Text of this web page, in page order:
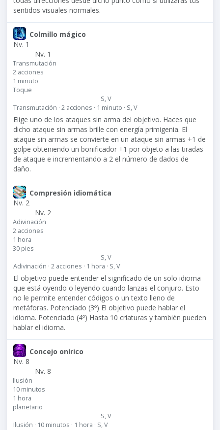
sentidos visuales normales.
Colmillo mágico
Nv. 1
Nv. 1
Transmutación
2 acciones
1 minuto
Toque
S, V
Transmutación · 2 acciones · 1 minuto · S, V
Elige uno de los ataques sin arma del objetivo. Haces que
dicho ataque sin armas brille con energía primigenia. El
ataque sin armas se convierte en un ataque sin armas +1 de
golpe obteniendo un bonificador +1 por objeto a las tiradas
de ataque e incrementando a 2 el número de dados de
daño.
Compresión idiomática
Nv. 2
Nv. 2
Adivinación
2 acciones
1 hora
30 pies
S, V
Adivinación · 2 acciones · 1 hora · S, V
El objetivo puede entender el significado de un solo idioma
que está oyendo o leyendo cuando lanzas el conjuro. Esto
no le permite entender códigos o un texto lleno de
metáforas. Potenciado (3º) El objetivo puede hablar el
idioma. Potenciado (4º) Hasta 10 criaturas y también pueden
hablar el idioma.
Concejo onírico
Nv. 8
Nv. 8
Ilusión
10 minutos
1 hora
planetario
S, V
Ilusión · 10 minutos · 1 hora · S, V